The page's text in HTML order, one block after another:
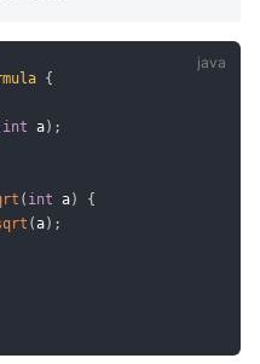
{
int a) ;
( int a)
{
(a) ;